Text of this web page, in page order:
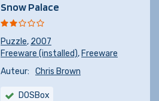
Snow Palace
Puzzle, 2007
Freeware (installed), Freeware
Auteur:
Chris Brown
DOSBox